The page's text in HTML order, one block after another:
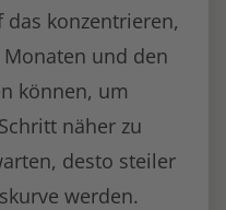
konzentrieren,
und den
können, um
näher zu
desto steiler
werden.